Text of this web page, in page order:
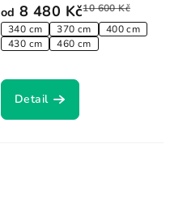
od 8 480 Kč10 600 Kč
340 cm 370 cm
400 cm
430 cm
460 cm
Detail